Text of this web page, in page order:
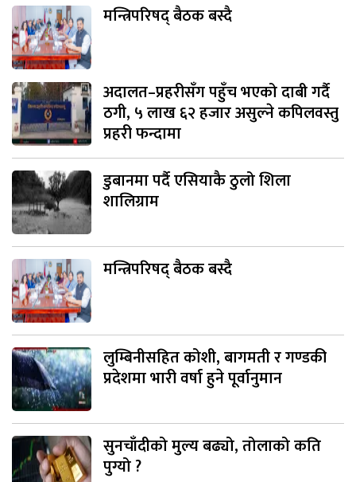
मन्त्रिपरिषद् बैठक बस्दै
अदालत–प्रहरीसँग पहुँच भएको दाबी गर्दै
ठगी, ५ लाख ६२ हजार असुल्ने कपिलवस्तु
प्रहरी फन्दामा
डुबानमा पर्दै एसियाकै ठुलो शिला
शालिग्राम
मन्त्रिपरिषद् बैठक बस्दै
लुम्बिनीसहित कोशी, बागमती र गण्डकी
प्रदेशमा भारी वर्षा हुने पूर्वानुमान
सुनचाँदीको मुल्य बढ्यो, तोलाको कति
पुग्यो ?